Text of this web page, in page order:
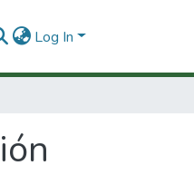
Log In